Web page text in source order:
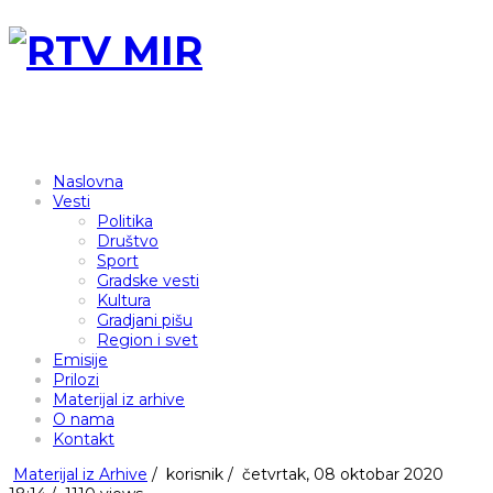
Naslovna
Vesti
Politika
Društvo
Sport
Gradske vesti
Kultura
Gradjani pišu
Region i svet
Emisije
Prilozi
Materijal iz arhive
O nama
Kontakt
Materijal iz Arhive / korisnik / četvrtak, 08 oktobar 2020